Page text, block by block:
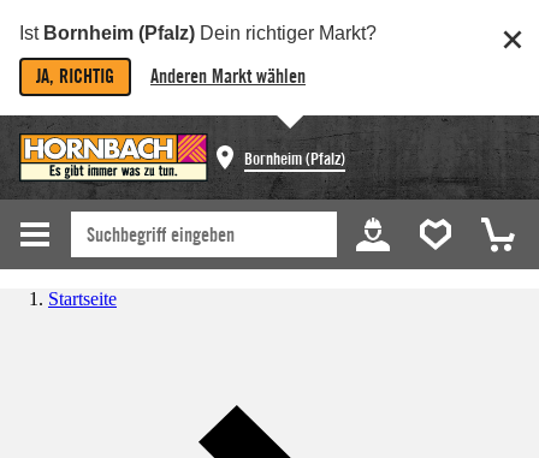
Ist Bornheim (Pfalz) Dein richtiger Markt?
JA, RICHTIG Anderen Markt wählen
Bornheim (Pfalz)
Startseite